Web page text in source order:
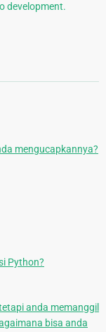
development.
mengucapkannya?
Python?
anda memanggil
bisa anda